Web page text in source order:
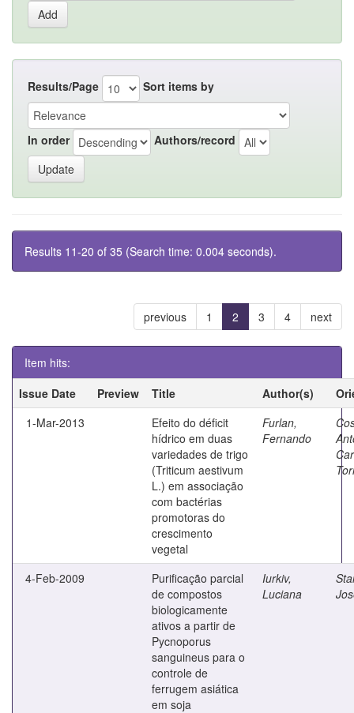
Results/Page Sort items by
In order Authors/record
Results 11-20 of 35 (Search time: 0.004 seconds).
previous 1 2 3 4 next
Item hits:
Issue Date
Preview Title Author(s)
1-Mar-2013
Efeito do déficit
hídrico em duas
variedades de trigo
(Triticum aestivum
L.) em associação
com bactérias
promotoras do
crescimento
vegetal
Furlan,
Fernando
4-Feb-2009
Purificação parcial
de compostos
biologicamente
ativos a partir de
Pycnoporus
sanguineus para o
controle de
ferrugem asiática
em soja
Iurkiv,
Luciana